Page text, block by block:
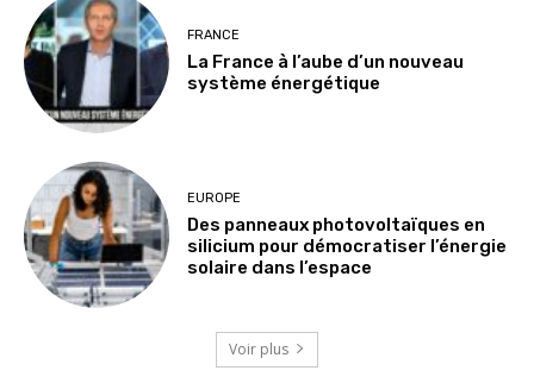
FRANCE
La France à l’aube d’un nouveau
système énergétique
EUROPE
Des panneaux photovoltaïques en
silicium pour démocratiser l’énergie
solaire dans l’espace
Voir plus